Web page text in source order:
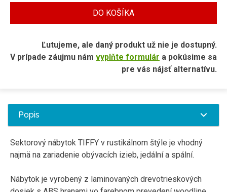
DO KOŠÍKA
Ľutujeme, ale daný produkt už nie je dostupný.
V prípade záujmu nám vyplňte formulár a pokúsime sa
pre vás nájsť alternatívu.
Popis
Sektorový nábytok TIFFY v rustikálnom štýle je vhodný
najmä na zariadenie obývacích izieb, jedální a spální.
Nábytok je vyrobený z laminovaných drevotrieskových